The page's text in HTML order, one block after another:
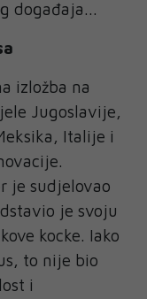
događaja...
izložba na
Jugoslavije,
Italije i
je sudjelovao
je svoju
kocke. Iako
to nije bio
i